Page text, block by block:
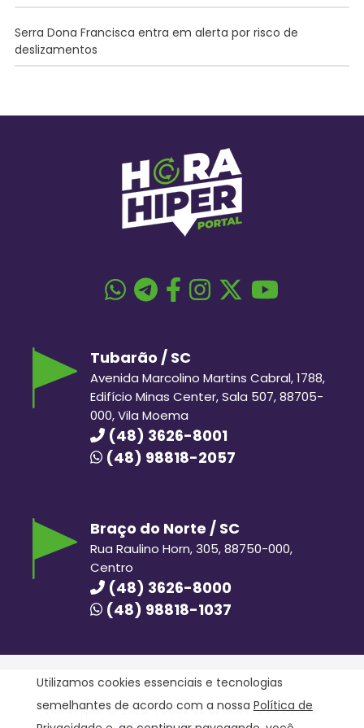
Serra Dona Francisca entra em alerta por risco de
deslizamentos
Tubarão / SC
Avenida Marcolino Martins Cabral, 1788,
Edifício Minas Center, Sala 507, 88705-
000, Vila Moema
(48) 3626-8001
(48) 98818-2057
Braço do Norte / SC
Rua Raulino Horn, 305, 88750-000,
Centro
(48) 3626-8000
(48) 98818-1037
Hora Hiper © 2020. Todos os direitos reservados.
Utilizamos cookies essenciais e tecnologias
semelhantes de acordo com a nossa Política de